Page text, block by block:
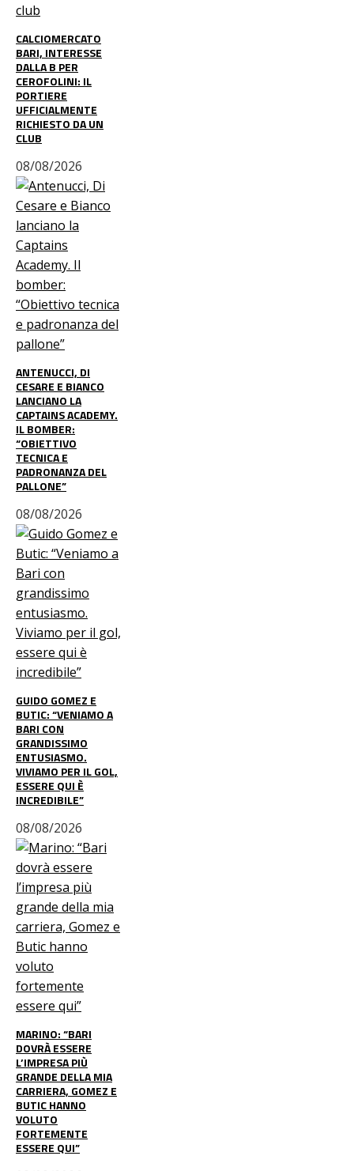
CALCIOMERCATO
BARI, INTERESSE
DALLA B PER
CEROFOLINI: IL
PORTIERE
UFFICIALMENTE
RICHIESTO DA UN
CLUB
08/08/2026
ANTENUCCI, DI
CESARE E BIANCO
LANCIANO LA
CAPTAINS ACADEMY.
IL BOMBER:
“OBIETTIVO
TECNICA E
PADRONANZA DEL
PALLONE”
08/08/2026
GUIDO GOMEZ E
BUTIC: “VENIAMO A
BARI CON
GRANDISSIMO
ENTUSIASMO.
VIVIAMO PER IL GOL,
ESSERE QUI È
INCREDIBILE”
08/08/2026
MARINO: “BARI
DOVRÀ ESSERE
L’IMPRESA PIÙ
GRANDE DELLA MIA
CARRIERA, GOMEZ E
BUTIC HANNO
VOLUTO
FORTEMENTE
ESSERE QUI”